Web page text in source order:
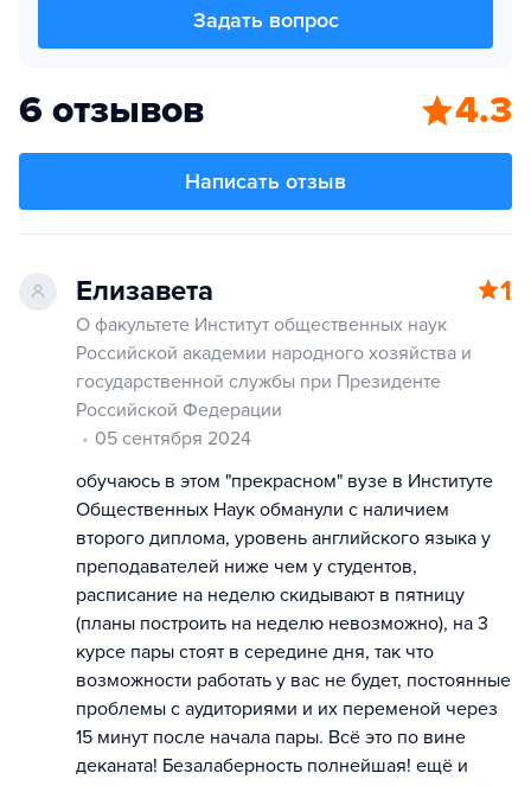
Задать вопрос
6 отзывов 4.3
Написать отзыв
Елизавета 1
О факультете Институт общественных наук
Российской академии народного хозяйства и
государственной службы при Президенте
Российской Федерации
05 сентября 2024
обучаюсь в этом "прекрасном" вузе в Институте
Общественных Наук обманули с наличием
второго диплома, уровень английского языка у
преподавателей ниже чем у студентов,
расписание на неделю скидывают в пятницу
(планы построить на неделю невозможно), на 3
курсе пары стоят в середине дня, так что
возможности работать у вас не будет, постоянные
проблемы с аудиториями и их переменой через
15 минут после начала пары. Всё это по вине
деканата! Безалаберность полнейшая! ещё и